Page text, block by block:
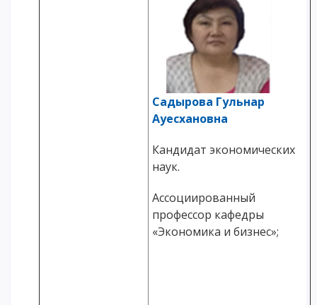
Садырова Гульнар
Ауесхановна
Кандидат экономических
наук.
Ассоциированный
профессор кафедры
«Экономика и бизнес»;